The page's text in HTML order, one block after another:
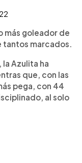
más goleador de
tantos marcados.
Azulita ha
que, con las
pega, con 44
al solo